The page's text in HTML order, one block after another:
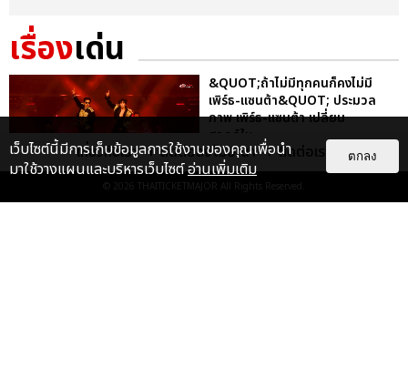
เรื่องเด่น
&QUOT;ถ้าไม่มีทุกคนก็คงไม่มี
เพิร์ธ-แซนต้า&QUOT; ประมวล
ภาพ เพิร์ธ-แซนต้า เปลี่ยน
ฮอลล์ให...
EXCLUSIVE : 34
เกี่ยวกับเรา ติดต่อลงโฆษณา ติดต่อเรา
© 2026 THAITICKETMAJOR All Rights Reserved.
เว็บไซต์นี้มีการเก็บข้อมูลการใช้งานของคุณเพื่อนำ
มาใช้วางแผนและบริหารเว็บไซต์อ่านเพิ่มเติม
ตกลง